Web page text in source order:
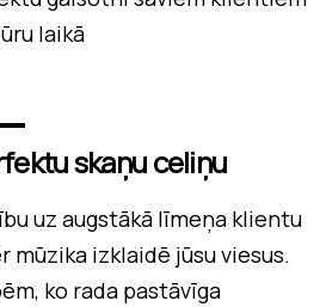
laikā
skaņu celiņu
uz augstākā līmeņa klientu
mūzika izklaidē jūsu viesus.
ko rada pastāvīga